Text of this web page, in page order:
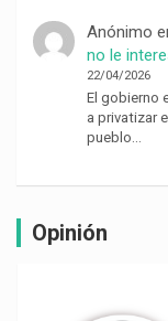
Anónimo
no le
22/04/2026
El gobierno
a privatizar
pueblo…
Opinión